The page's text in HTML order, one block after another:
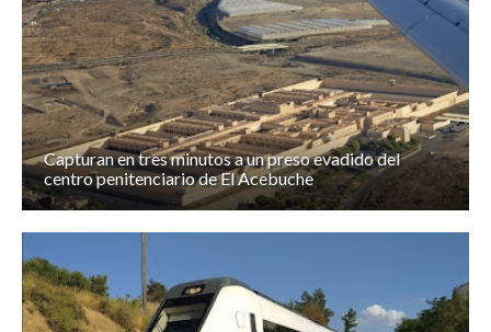
Capturan en tres minutos a un preso evadido del
centro penitenciario de El Acebuche